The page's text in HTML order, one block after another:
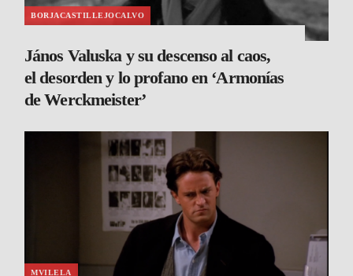
BORJACASTILLEJOCALVO
János Valuska y su descenso al caos,
el desorden y lo profano en ‘Armonías
de Werckmeister’
MVILELA